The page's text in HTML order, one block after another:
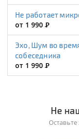
Не работает
от 1 990Р
Эхо, Шум во
собеседника
от 1 990Р
Не